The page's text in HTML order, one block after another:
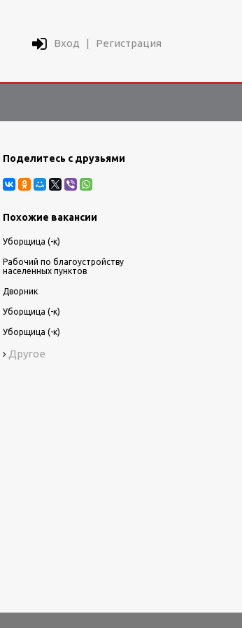
Вход | Регистрация
Поделитесь с друзьями
Похожие вакансии
Уборщица (-к)
Рабочий по благоустройству
населенных пунктов
Дворник
Уборщица (-к)
Уборщица (-к)
Другое